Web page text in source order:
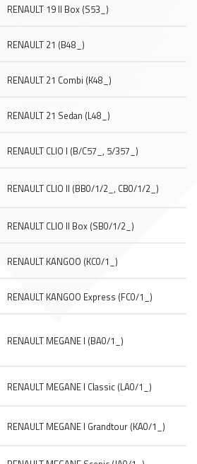
RENAULT 19 II Box (S53_)
RENAULT 21 (B48_)
RENAULT 21 Combi (K48_)
RENAULT 21 Sedan (L48_)
RENAULT CLIO I (B/C57_, 5/357_)
RENAULT CLIO II (BB0/1/2_, CB0/1/2_)
RENAULT CLIO II Box (SB0/1/2_)
RENAULT KANGOO (KC0/1_)
RENAULT KANGOO Express (FC0/1_)
RENAULT MEGANE I (BA0/1_)
RENAULT MEGANE I Classic (LA0/1_)
RENAULT MEGANE I Grandtour (KA0/1_)